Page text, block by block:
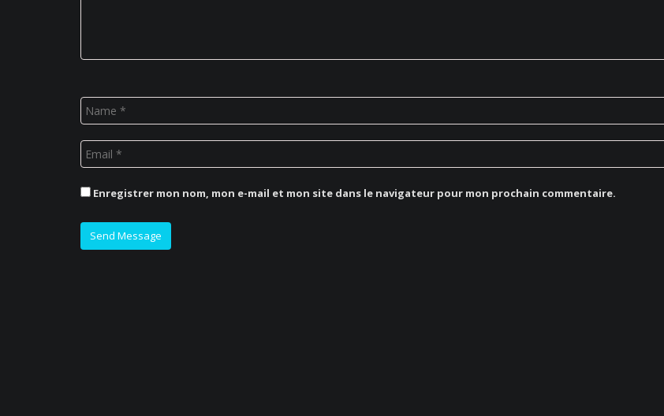
Enregistrer mon nom, mon e-mail et mon site dans le navigateur pour mon prochain commentaire.